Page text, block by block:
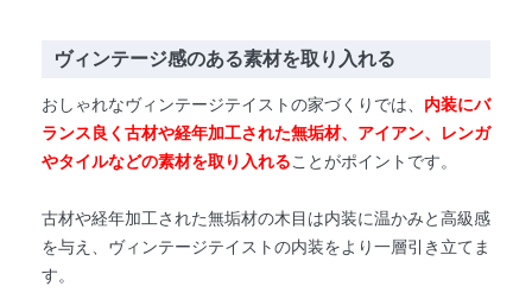
ヴィンテージ感のある素材を取り入れる
おしゃれなヴィンテージテイストの家づくりでは、 内装にバ
ランス良く古材や経年加工された無垢材、アイアン、レンガ
やタイルなどの素材を取り入れることがポイントです。
古材や経年加工された無垢材の木目は内装に温かみと高級感
を与え、ヴィンテージテイストの内装をより一層引き立てま
す。